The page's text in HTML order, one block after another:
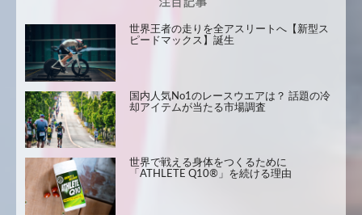
世界王者の走りを全アスリートへ【新型ス
ピードマックス】誕生
国内人気No1のレースウエアは？ 話題の冷
却アイテムが当たる市場調査
世界で戦える身体をつくるために
「ATHLETE Q10®」を続ける理由